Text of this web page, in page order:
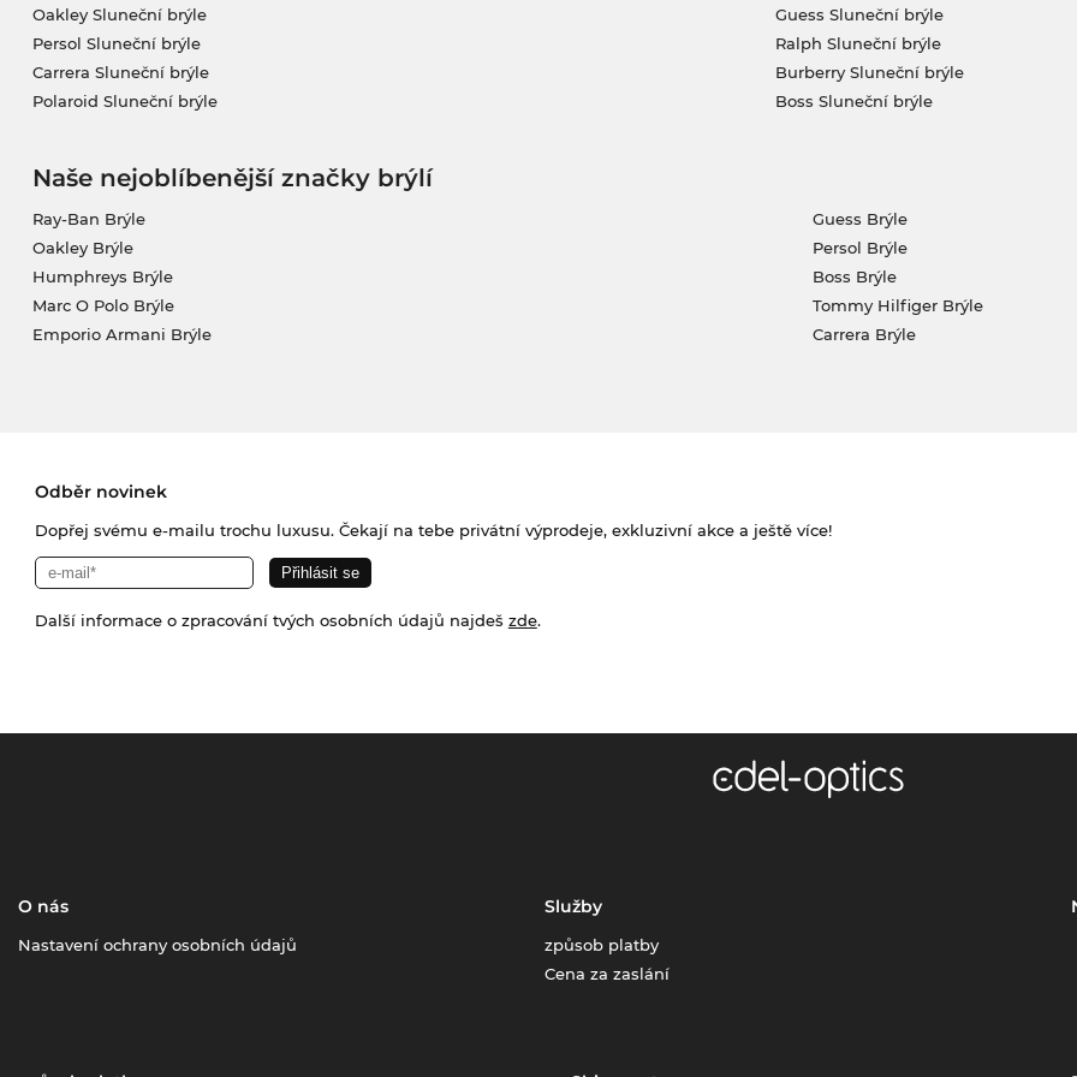
Oakley Sluneční brýle
Persol Sluneční brýle
Carrera Sluneční brýle
Polaroid Sluneční brýle
Guess Sluneční brýle
Ralph Sluneční brýle
Burberry Sluneční brýle
Boss Sluneční brýle
Naše nejoblíbenější značky brýlí
Ray-Ban Brýle
Oakley Brýle
Humphreys Brýle
Marc O Polo Brýle
Emporio Armani Brýle
Guess Brýle
Persol Brýle
Boss Brýle
Tommy Hilfiger Brýle
Carrera Brýle
Odběr novinek
Dopřej svému e-mailu trochu luxusu. Čekají na tebe privátní výprodeje, exkluzivní akce a ještě více!
Další informace o zpracování tvých osobních údajů najdeš zde.
O nás
Nastavení ochrany osobních údajů
Služby
způsob platby
Cena za zaslání